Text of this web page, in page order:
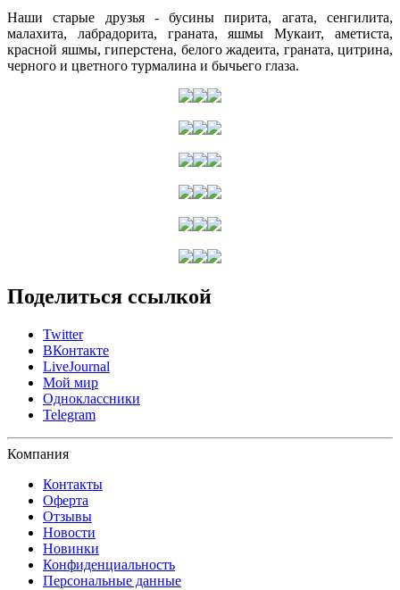
Наши старые друзья - бусины пирита, агата, сенгилита,
малахита, лабрадорита, граната, яшмы Мукаит, аметиста,
красной яшмы, гиперстена, белого жадеита, граната, цитрина,
черного и цветного турмалина и бычьего глаза.
Поделиться ссылкой
Twitter
ВКонтакте
LiveJournal
Мой мир
Одноклассники
Telegram
Компания
Контакты
Оферта
Отзывы
Новости
Новинки
Конфиденциальность
Персональные данные